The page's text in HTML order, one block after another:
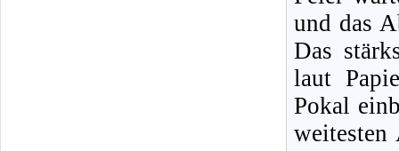
und das
Das
laut
Pokal